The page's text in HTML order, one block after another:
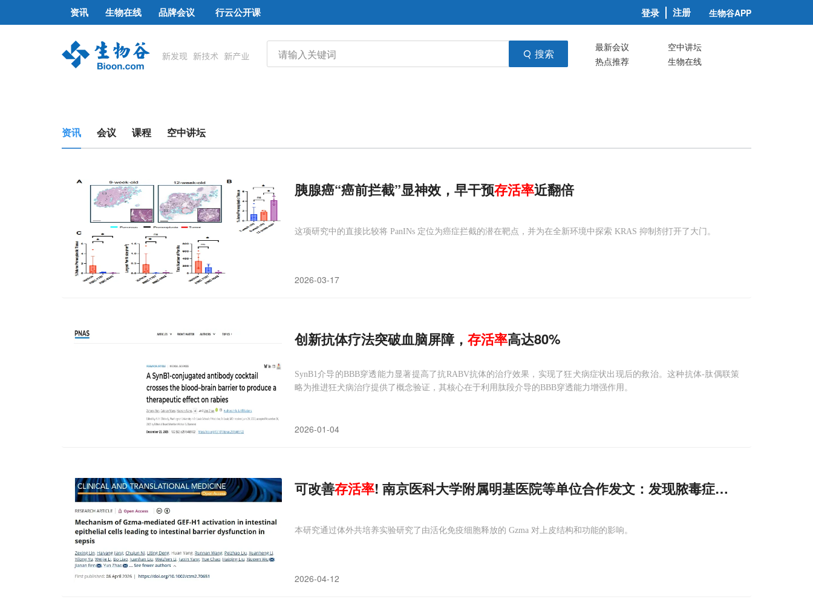
资讯 生物在线 品牌会议 行云公开课 登录 注册 生物谷APP
搜索 最新会议
空中讲坛
热点推荐
生物在线
资讯 会议 课程 空中讲坛
胰腺癌“癌前拦截”显神效，早干预存活率近翻倍
这项研究中的直接比较将 PanINs 定位为癌症拦截的潜在靶点，并为在全新环境中探索 KRAS 抑制剂打开了大门。
2026-03-17
创新抗体疗法突破血脑屏障， 存活率高达80%
SynB1介导的BBB穿透能力显著提高了抗RABV抗体的治疗效果，实现了狂犬病症状出现后的救治。这种抗体-肽偶联策
略为推进狂犬病治疗提供了概念验证，其核心在于利用肽段介导的BBB穿透能力增强作用。
2026-01-04
可改善存活率! 南京医科大学附属明基医院等单位合作发文：发现脓毒症治疗新策略
本研究通过体外共培养实验研究了由活化免疫细胞释放的 Gzma 对上皮结构和功能的影响。
2026-04-12